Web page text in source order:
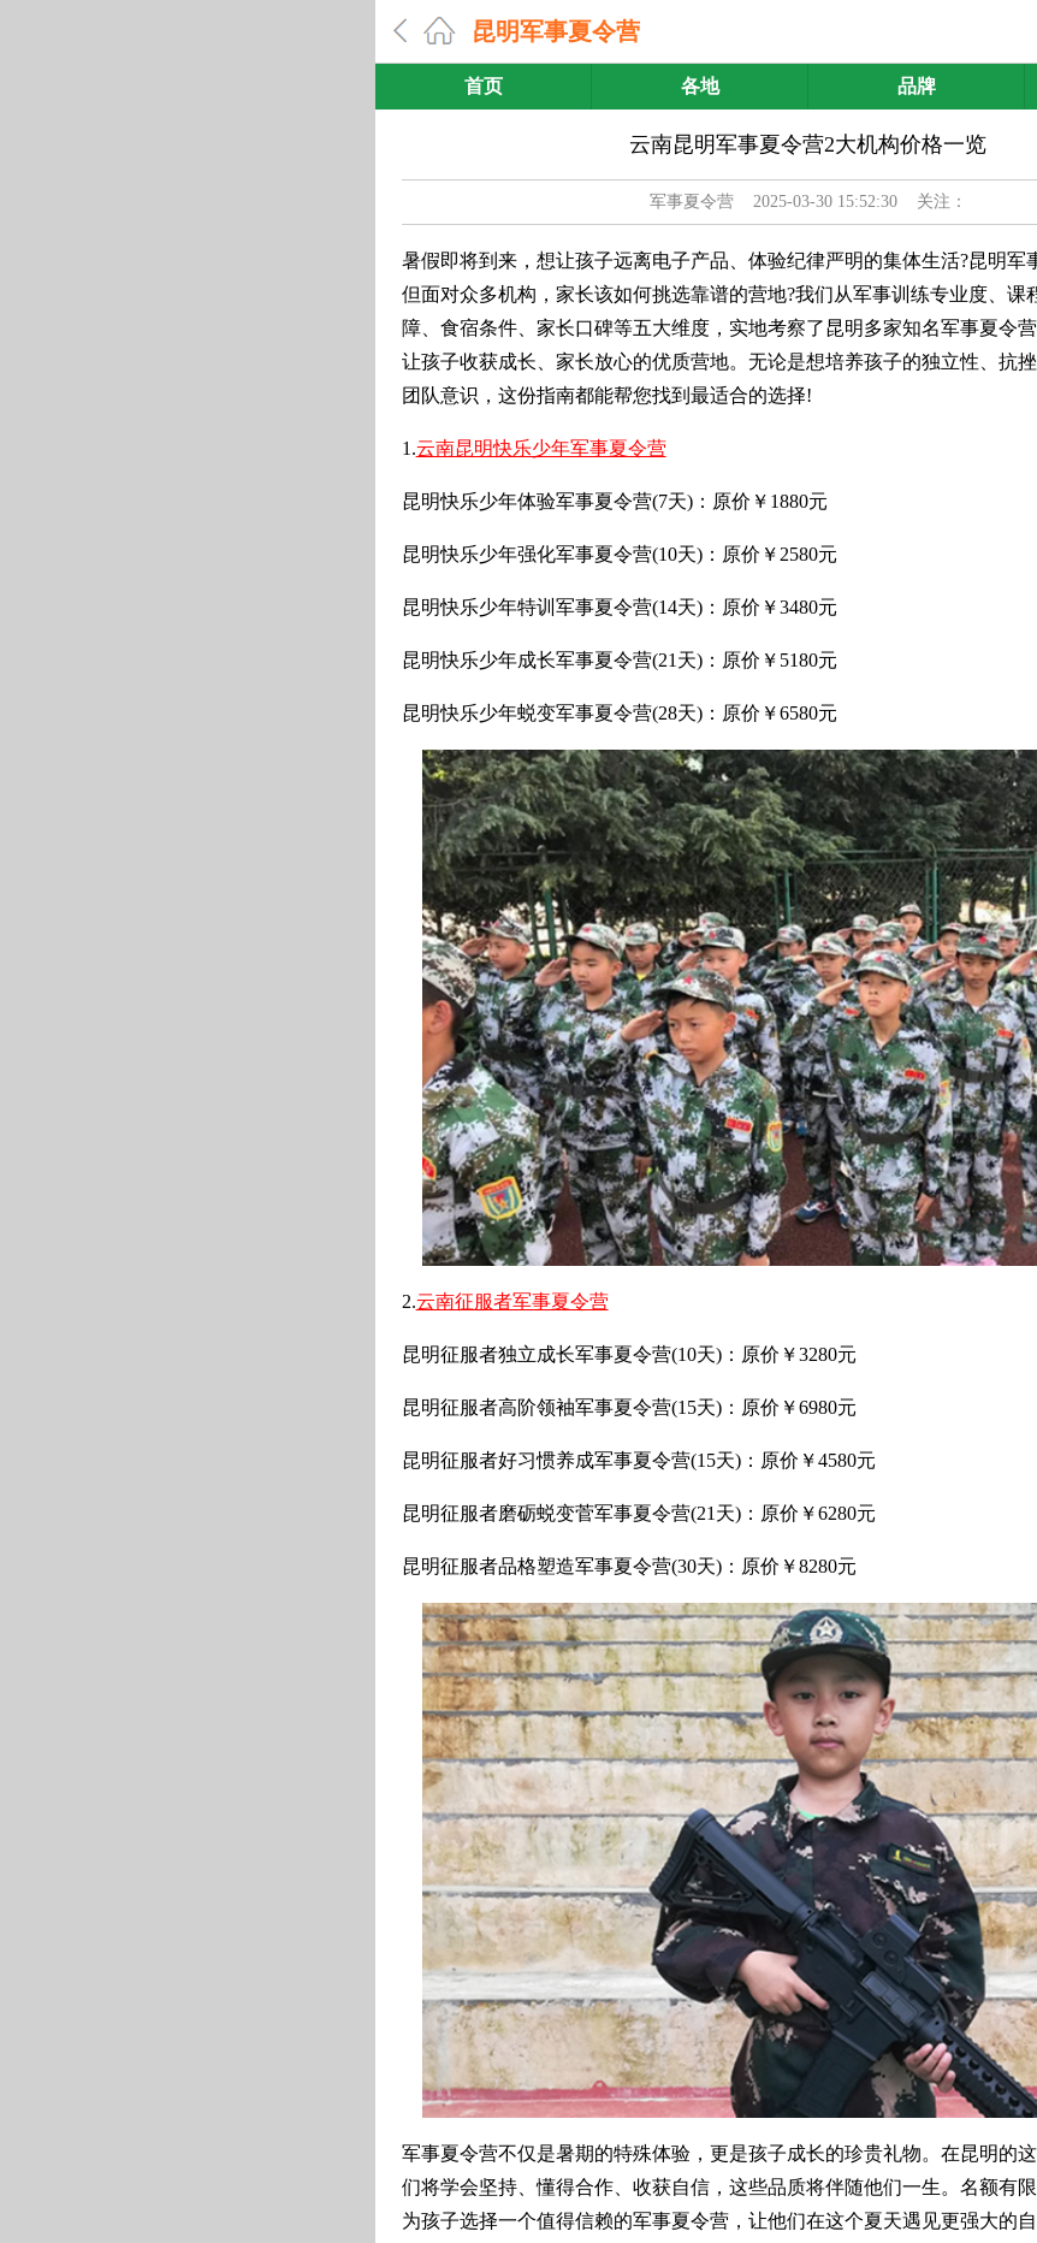
昆明军事夏令营
首页 各地 品牌
云南昆明军事夏令营2大机构价格一览
军事夏令营2025-03-30 15:52:30 关注：
暑假即将到来，想让孩子远离电子产品、体验纪律严明的集体生活?昆明军
但面对众多机构，家长该如何挑选靠谱的营地?我们从军事训练专业度、课
障、食宿条件、家长口碑等五大维度，实地考察了昆明多家知名军事夏令
让孩子收获成长、家长放心的优质营地。无论是想培养孩子的独立性、抗
团队意识，这份指南都能帮您找到最适合的选择!
1.云南昆明快乐少年军事夏令营
昆明快乐少年体验军事夏令营(7天)：原价￥1880元
昆明快乐少年强化军事夏令营(10天)：原价￥2580元
昆明快乐少年特训军事夏令营(14天)：原价￥3480元
昆明快乐少年成长军事夏令营(21天)：原价￥5180元
昆明快乐少年蜕变军事夏令营(28天)：原价￥6580元
2.云南征服者军事夏令营
昆明征服者独立成长军事夏令营(10天)：原价￥3280元
昆明征服者高阶领袖军事夏令营(15天)：原价￥6980元
昆明征服者好习惯养成军事夏令营(15天)：原价￥4580元
昆明征服者磨砺蜕变菅军事夏令营(21天)：原价￥6280元
昆明征服者品格塑造军事夏令营(30天)：原价￥8280元
军事夏令营不仅是暑期的特殊体验，更是孩子成长的珍贵礼物。在昆明的
们将学会坚持、懂得合作、收获自信，这些品质将伴随他们一生。名额有
为孩子选择一个值得信赖的军事夏令营，让他们在这个夏天遇见更强大的